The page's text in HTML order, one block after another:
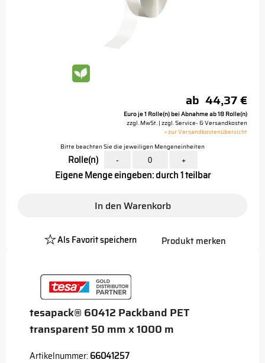
tesapack® 60412 Packband PET
transparent 50 mm x 1000 m
Artikelnummer:66041257
ab 44,37 €
Euro je 1 Rolle(n) bei Abnahme ab 18 Rolle(n)
zzgl. MwSt. | zzgl. Service- & Versandkosten
> zur Versandkostenübersicht
Bitte beachten Sie die jeweiligen Mengeneinheiten
Rolle(n) - +
Eigene Menge eingeben: durch 1 teilbar
In den Warenkorb
Als Favorit speichern
Platzhalter
Produkt merken